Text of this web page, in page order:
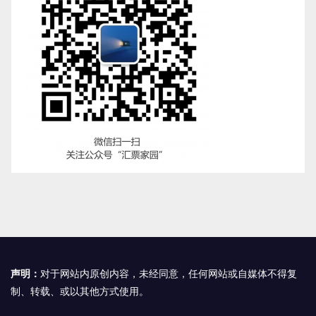
声明： 对于网站内原创内容，未经同意，任何网站或自媒体不得复
制、转载、或以其他方式使用。